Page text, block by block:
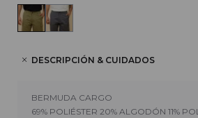
DESCRIPCIÓN & CUIDADOS
BERMUDA CARGO
69% POLIÉSTER 20% ALGODÓN 11%